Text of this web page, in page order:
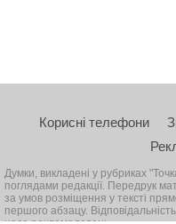
Корисні телефони
Думки, викладені у рубриках
поглядами редакції. Передрук
за умов розміщення у тексті
першого абзацу.